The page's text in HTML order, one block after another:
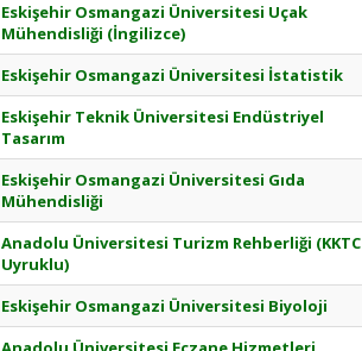
Eskişehir Osmangazi Üniversitesi Uçak
Mühendisliği (İngilizce)
Eskişehir Osmangazi Üniversitesi İstatistik
Eskişehir Teknik Üniversitesi Endüstriyel
Tasarım
Eskişehir Osmangazi Üniversitesi Gıda
Mühendisliği
Anadolu Üniversitesi Turizm Rehberliği (KKTC
Uyruklu)
Eskişehir Osmangazi Üniversitesi Biyoloji